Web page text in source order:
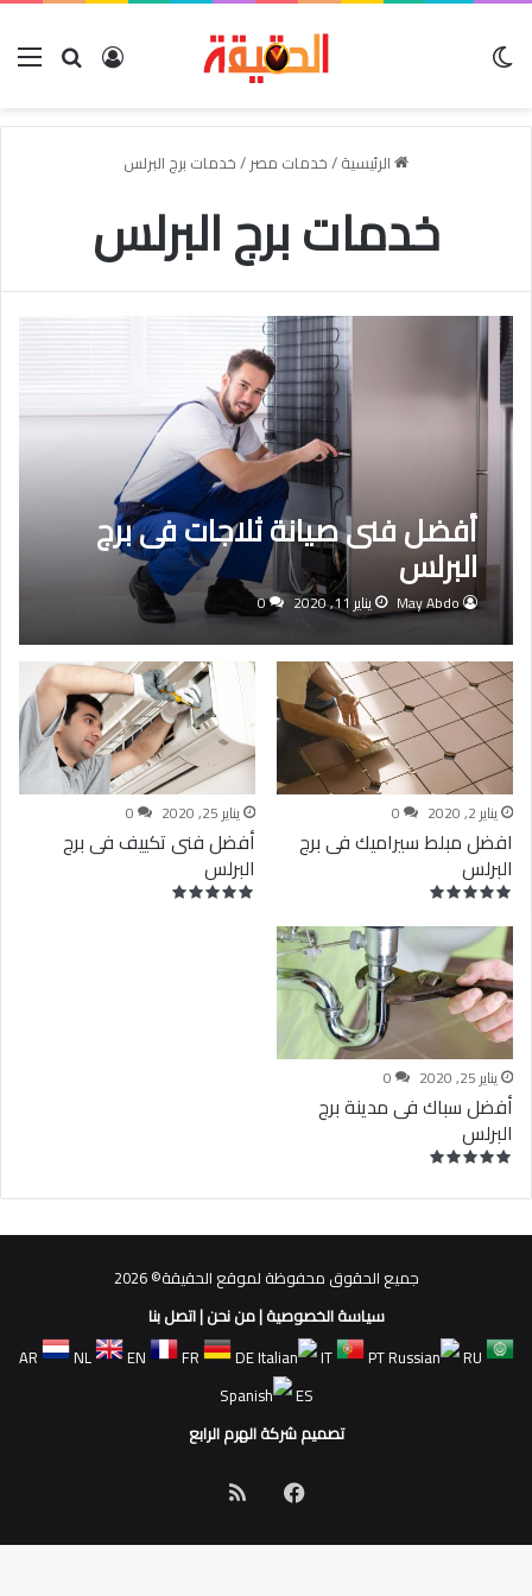
بحث عنتسجيل
الرئيسية/خدمات مصر/خدمات برج البرلس
خدمات برج البرلس
أفضل فنى صيانة ثلاجات فى برج
البرلس
May Abdo يناير 11, 2020 0
يناير 2, 2020 0
افضل مبلط سيراميك فى برج
البرلس
يناير 25, 2020 0
أفضل فنى تكييف فى برج
البرلس
يناير 25, 2020 0
أفضل سباك فى مدينة برج
البرلس
جميع الحقوق محفوظة لموقع الحقيقة© 2026
سياسة الخصوصية|من نحن|اتصل بنا
AR
NL EN FR DE IT PT
RU
ES
تصميم شركة الهرم الرابع
فيسبوك
الموقع